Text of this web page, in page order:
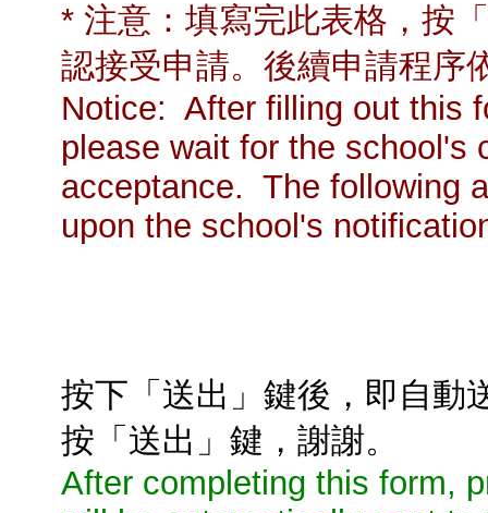
* 注意：填寫完此表格，按
認接受申請。後續申請程序
Notice: After filling out this
please wait for the school's
acceptance. The following
upon the school's
按下「送出」鍵後，即自動
按「送出」鍵，謝謝。
After completing this form,